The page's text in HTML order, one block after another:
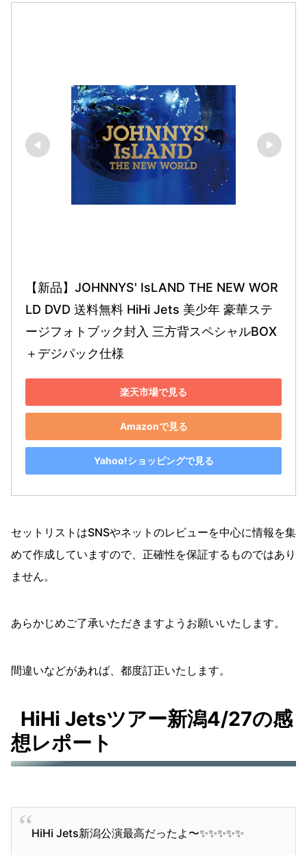
【新品】JOHNNYS' IsLAND THE NEW WOR
LD DVD 送料無料 HiHi Jets 美少年 豪華ステ
ージフォトブック封入 三方背スペシャルBOX
＋デジパック仕様
楽天市場で見る
Amazonで見る
Yahoo!ショッピングで見る
セットリストはSNSやネットのレビューを中心に情報を集
めて作成していますので、正確性を保証するものではあり
ません。
あらかじめご了承いただきますようお願いいたします。
間違いなどがあれば、都度訂正いたします。
HiHi Jetsツアー新潟4/27の感
想レポート
HiHi Jets新潟公演最高だったよ〜✨️✨️✨️✨️✨️